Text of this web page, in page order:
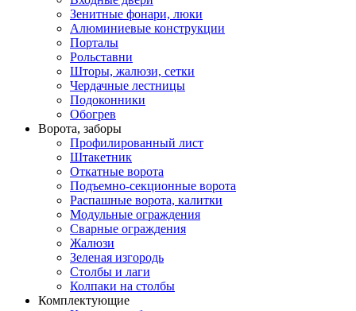
Зенитные фонари, люки
Алюминиевые конструкции
Порталы
Рольставни
Шторы, жалюзи, сетки
Чердачные лестницы
Подоконники
Обогрев
Ворота, заборы
Профилированный лист
Штакетник
Откатные ворота
Подъемно-секционные ворота
Распашные ворота, калитки
Модульные ограждения
Сварные ограждения
Жалюзи
Зеленая изгородь
Столбы и лаги
Колпаки на столбы
Комплектующие